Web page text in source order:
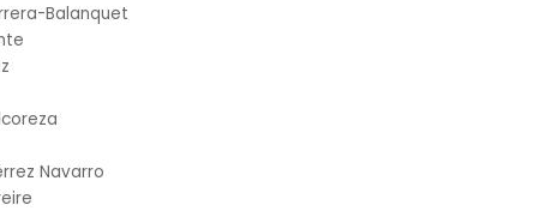
Balanquet
Navarro